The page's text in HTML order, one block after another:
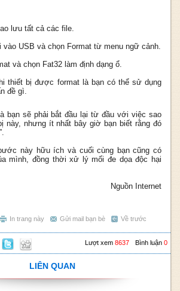
lưu tất cả các file.
vào USB và chọn Format từ menu ngữ cảnh.
và chọn Fat32 làm định dạng ổ.
thiết bị được format là bạn có thể sử dụng
đề gì.
bạn sẽ phải bắt đầu lại từ đầu với việc sao
này, nhưng ít nhất bây giờ bạn biết rằng đó
này hữu ích và cuối cùng bạn cũng có
mình, đồng thời xử lý mối đe dọa độc hại
Nguồn Internet
Về trước
Gửi mail bạn bè
In trang này
Bình luận 0
Lượt xem 8637
LIÊN QUAN